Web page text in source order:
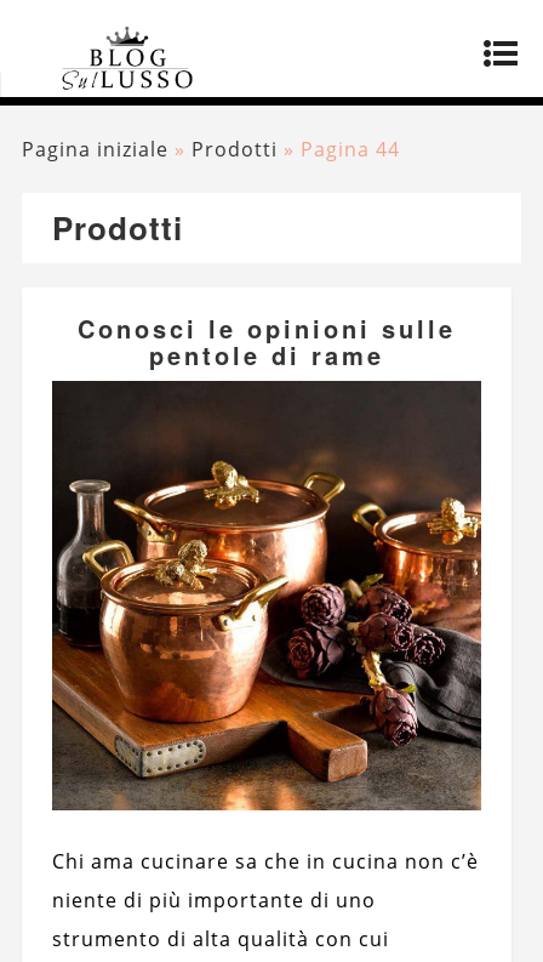
Pagina iniziale » Prodotti » Pagina 44
Prodotti
Conosci le opinioni sulle
pentole di rame
Chi ama cucinare sa che in cucina non c’è
niente di più importante di uno
strumento di alta qualità con cui